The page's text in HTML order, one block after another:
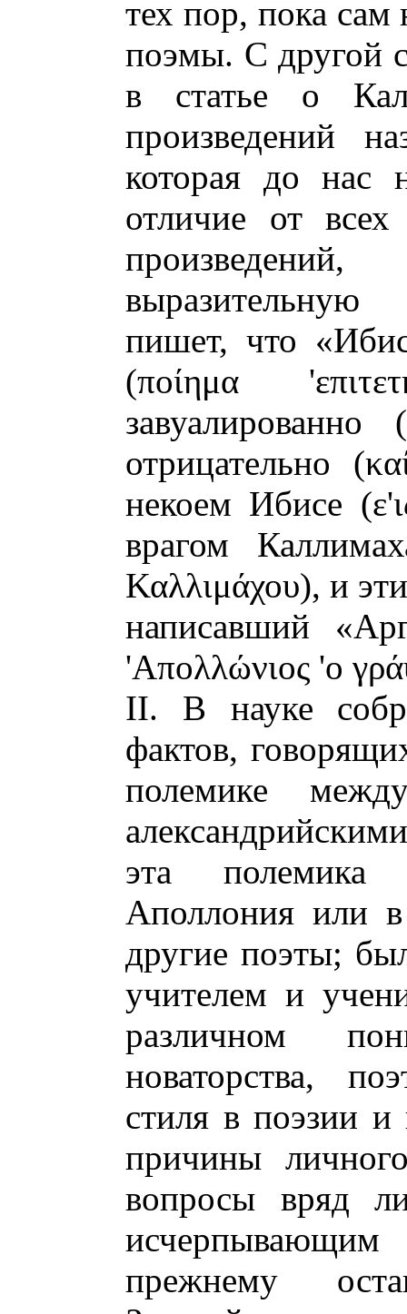
тех пор, пока сам
поэмы. С другой
в статье о
произведений
которая до нас
отличие от всех
выразительную
пишет, что
(ποίημα
завуалированно (
отрицательно (
некоем Ибисе (
врагом
Καλλιμάχου), и
написавший
'Απολλώνιος 'ο
II. В науке
фактов,
полемике
эта
Аполлония или
другие поэты;
учителем и
различном
новаторства,
стиля в поэзии
причины
вопросы вряд
прежнему